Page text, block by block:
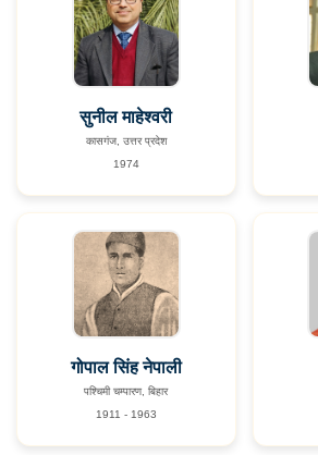
सुनील माहेश्वरी
कासगंज, उत्तर प्रदेश
1974
गोपाल सिंह नेपाली
पश्चिमी चम्पारण, बिहार
1911 - 1963